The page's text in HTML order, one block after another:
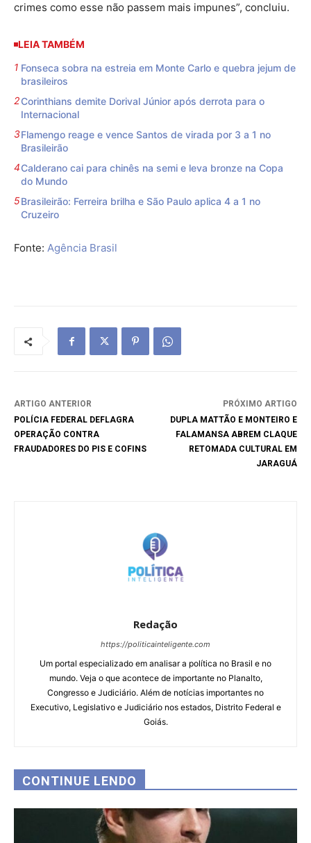
crimes como esse não passem mais impunes”, concluiu.
LEIA TAMBÉM
Fonseca sobra na estreia em Monte Carlo e quebra jejum de
brasileiros
Corinthians demite Dorival Júnior após derrota para o
Internacional
Flamengo reage e vence Santos de virada por 3 a 1 no
Brasileirão
Calderano cai para chinês na semi e leva bronze na Copa
do Mundo
Brasileirão: Ferreira brilha e São Paulo aplica 4 a 1 no
Cruzeiro
Fonte: Agência Brasil
ARTIGO ANTERIOR
POLÍCIA FEDERAL DEFLAGRA
OPERAÇÃO CONTRA
FRAUDADORES DO PIS E COFINS
PRÓXIMO ARTIGO
DUPLA MATTÃO E MONTEIRO E
FALAMANSA ABREM CLAQUE
RETOMADA CULTURAL EM
JARAGUÁ
Redação
https://politicainteligente.com
Um portal especializado em analisar a política no Brasil e no
mundo. Veja o que acontece de importante no Planalto,
Congresso e Judiciário. Além de notícias importantes no
Executivo, Legislativo e Judiciário nos estados, Distrito Federal e
Goiás.
CONTINUE LENDO